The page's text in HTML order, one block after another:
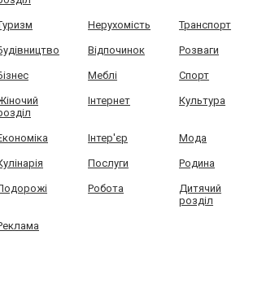
Нерухомість Транспорт
Відпочинок Розваги
Меблі Спорт
Інтернет Культура
Інтер'єр Мода
Послуги Родина
Робота
Дитячий
розділ